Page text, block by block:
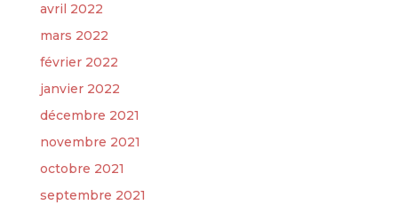
avril 2022
mars 2022
février 2022
janvier 2022
décembre 2021
novembre 2021
octobre 2021
septembre 2021